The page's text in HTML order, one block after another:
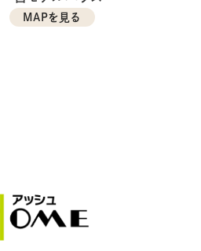
MAPを見る